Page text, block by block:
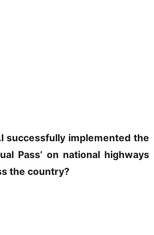
successfully implemented the
Pass’ on national highways
the country?